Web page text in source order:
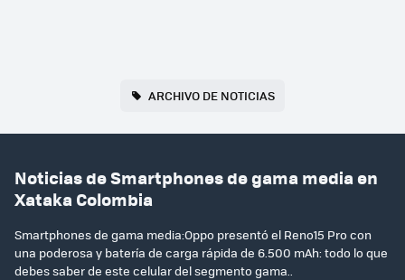
ARCHIVO DE NOTICIAS
Noticias de Smartphones de gama media en
Xataka Colombia
Smartphones de gama media:Oppo presentó el Reno15 Pro con
una poderosa y batería de carga rápida de 6.500 mAh: todo lo que
debes saber de este celular del segmento gama..